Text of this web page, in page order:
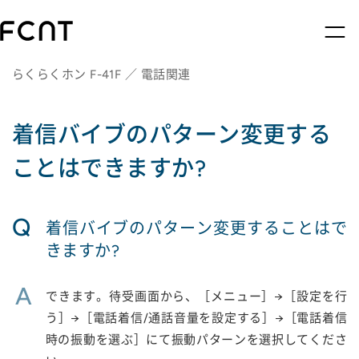
らくらくホン F-41F ／ 電話関連
着信バイブのパターン変更する
ことはできますか?
Q
着信バイブのパターン変更することはで
きますか?
A
できます。待受画面から、［メニュー］→［設定を行
う］→［電話着信/通話音量を設定する］→［電話着信
時の振動を選ぶ］にて振動パターンを選択してくださ